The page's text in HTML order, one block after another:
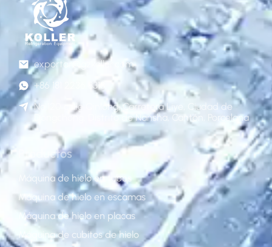
exportar@gzkoller.com
+86 181 2236 8318
No.120 calle Qinlong, Carretera Liye, Ciudad de
Dongchong, Distrito de Nansha, Cantón, Porcelana
Productos
Máquina de hielo en tubos
Máquina de hielo en escamas
Máquina de hielo en placas
Máquina de cubitos de hielo